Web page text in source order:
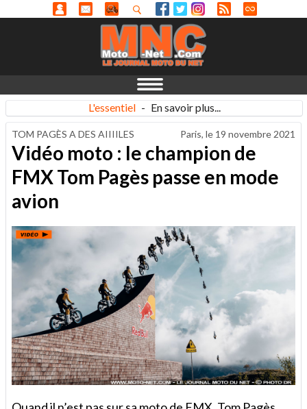
L'essentiel - En savoir plus...
TOM PAGÈS A DES AIIIILES Paris, le 19 novembre 2021
Vidéo moto : le champion de
FMX Tom Pagès passe en mode
avion